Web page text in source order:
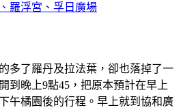
羅浮宮、孚日廣場
多了羅丹及拉法葉，卻也落掉了一
到晚上9點45，把原本預計在早上
午橘園後的行程。早上就到協和廣